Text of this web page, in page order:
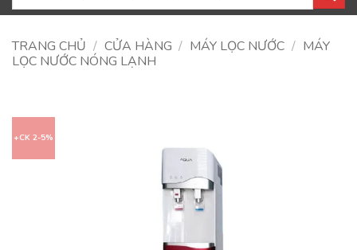
TRANG CHỦ / CỬA HÀNG / MÁY LỌC NƯỚC / MÁY
LỌC NƯỚC NÓNG LẠNH
+CK 2-5%